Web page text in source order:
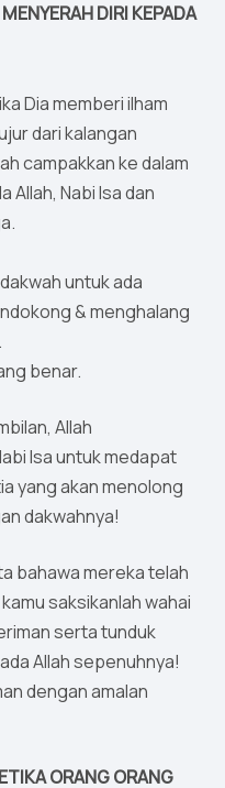
DIRI KEPADA
Dia memberi ilham
campakkan ke dalam
Allah, Nabi Isa dan
untuk ada
& menghalang
benar.
Allah
Isa untuk medapat
yang akan menolong
dakwahnya!
bahawa mereka telah
saksikanlah wahai
serta tunduk
Allah sepenuhnya!
dengan amalan
ORANG ORANG